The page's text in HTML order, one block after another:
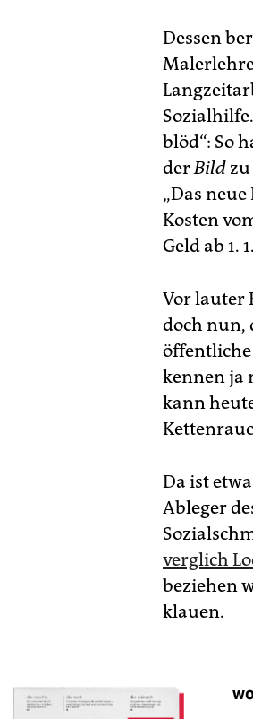
Dessen
blöd“: So
derBild
„Das
Kosten
Geld ab 1.
Vor lauter
doch nun,
öffentliche
kennen ja
kann
Da ist
Ableger
verglich
beziehen
klauen.